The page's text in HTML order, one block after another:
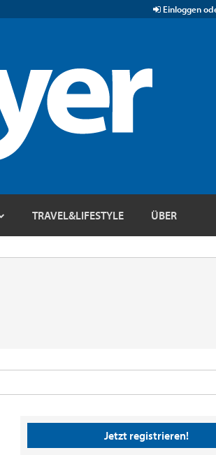
Einloggen
TRAVEL&LIFESTYLE ÜBER
Jetzt registrieren!